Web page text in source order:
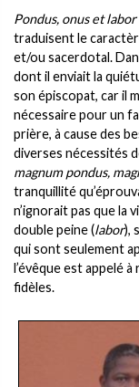
Pondus, onus et labor
traduisent le
et/ou sacerdotal.
dont il enviait la
son épiscopat, car il
nécessaire pour un
prière, à cause des
diverses nécessités
magnum pondus,
tranquillité
n’ignorait pas que la
double peine (labor),
qui sont seulement
l’évêque est appelé
fidèles.